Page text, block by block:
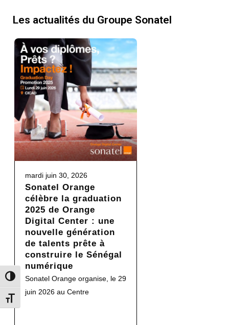
Toggle High Contrast
Toggle Font size
Les actualités du Groupe Sonatel
mardi juin 30, 2026
Sonatel Orange
célèbre la graduation
2025 de Orange
Digital Center : une
nouvelle génération
de talents prête à
construire le Sénégal
numérique
Sonatel Orange organise, le 29
juin 2026 au Centre